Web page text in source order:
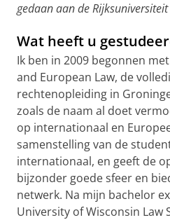
gedaan aan de
Wat heeft u
Ik ben in 2009 begonnen
and European Law, de
rechtenopleiding in
zoals de naam al doet
op internationaal en
samenstelling van de
internationaal, en geeft de
bijzonder goede sfeer en
netwerk. Na mijn bachelor
University of Wisconsin Law